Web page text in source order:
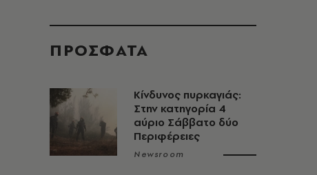
ΠΡΟΣΦΑΤΑ
Κίνδυνος πυρκαγιάς:
Στην κατηγορία 4
αύριο Σάββατο δύο
Περιφέρειες
Newsroom